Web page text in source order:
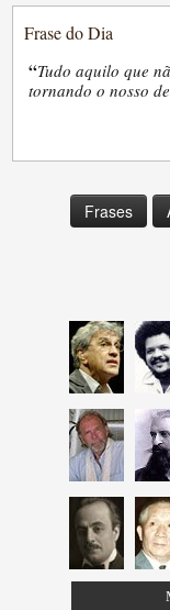
Frase do Dia
“Tudo aquilo que
tornando o nosso
Frases